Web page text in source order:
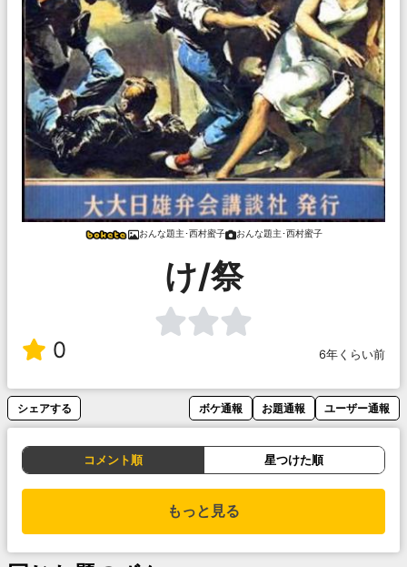
おんな題主･西村蜜子 おんな題主･西村蜜子
け/祭
0 6年くらい前
シェアする ボケ通報 お題通報 ユーザー通報
コメント順 星つけた順
もっと見る